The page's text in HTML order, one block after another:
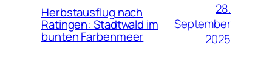
Herbstausflug nach
Ratingen: Stadtwald im
bunten Farbenmeer
28.
September
2025